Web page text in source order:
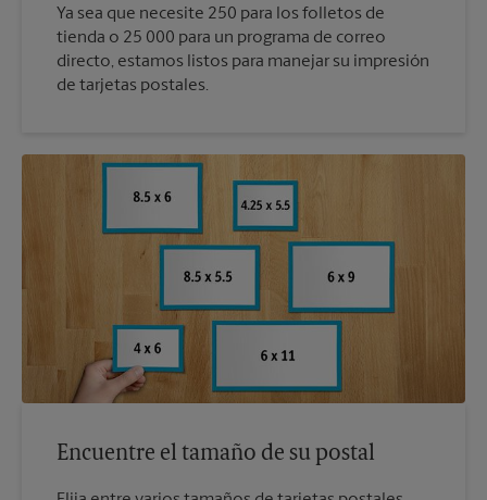
Ya sea que necesite 250 para los folletos de
tienda o 25 000 para un programa de correo
directo, estamos listos para manejar su impresión
de tarjetas postales.
Encuentre el tamaño de su postal